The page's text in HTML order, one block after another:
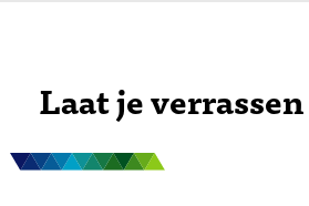
Laat je verrassen